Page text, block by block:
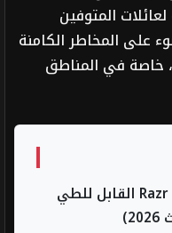
المتوفين
على المخاطر الكامنة
خاصة في المناطق
أفضل هواتف موتورولا: من Razr القابل للطي